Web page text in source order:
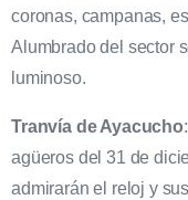
coronas, campanas,
Alumbrado del sector
luminoso.
Tranvía de Ayacucho
agüeros del 31 de
admirarán el reloj y